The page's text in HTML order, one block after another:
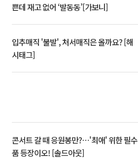
쁜데 재고 없어 ‘발동동’[가보니]
입추매직 '불발', 처서매직은 올까요? [해
시태그]
콘서트 갈 때 응원봉만?⋯'최애' 위한 필수
품 등장이오! [솔드아웃]